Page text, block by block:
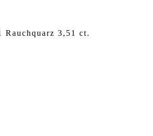
3,51 ct.